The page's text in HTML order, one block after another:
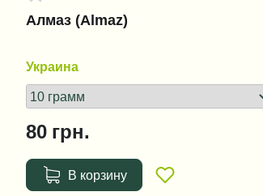
Алмаз (Almaz)
Украина
80 грн.
В корзину